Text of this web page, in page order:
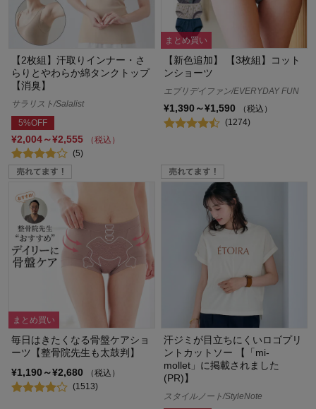
【2枚組】汗取りインナー・さ
らりとやわらか綿タンクトップ
【消臭】
サラリスト/Salalist
5%OFF
¥2,004～¥2,555
（税込）
(5)
まとめ買い
【新色追加】 【3枚組】コット
ンショーツ
エブリデイファン/EVERYDAY FUN
¥1,390～¥1,590
（税込）
(1274)
まとめ買い
毎日はきたくなる骨盤ケアショ
ーツ【整骨院先生も太鼓判】
¥1,190～¥2,680
（税込）
(1513)
汗ジミが目立ちにくいロゴプリ
ントカットソー 【「mi-
mollet」に掲載されました
(PR)】
スタイルノート/StyleNote